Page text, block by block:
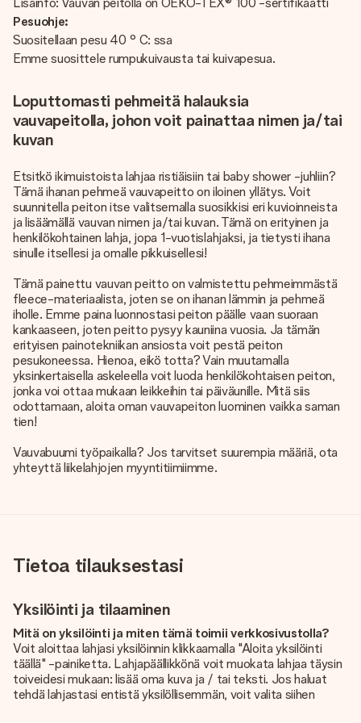
Pesuohje:
Suositellaan pesu 40 ° C: ssa
Emme suosittele rumpukuivausta tai kuivapesua.
Loputtomasti pehmeitä halauksia
vauvapeitolla, johon voit painattaa nimen ja/tai
kuvan
Etsitkö ikimuistoista lahjaa ristiäisiin tai baby shower -juhliin?
Tämä ihanan pehmeä vauvapeitto on iloinen yllätys. Voit
suunnitella peiton itse valitsemalla suosikkisi eri kuvioinneista
ja lisäämällä vauvan nimen ja/tai kuvan. Tämä on erityinen ja
henkilökohtainen lahja, jopa 1-vuotislahjaksi, ja tietysti ihana
sinulle itsellesi ja omalle pikkuisellesi!
Tämä painettu vauvan peitto on valmistettu pehmeimmästä
fleece-materiaalista, joten se on ihanan lämmin ja pehmeä
iholle. Emme paina luonnostasi peiton päälle vaan suoraan
kankaaseen, joten peitto pysyy kauniina vuosia. Ja tämän
erityisen painotekniikan ansiosta voit pestä peiton
pesukoneessa. Hienoa, eikö totta? Vain muutamalla
yksinkertaisella askeleella voit luoda henkilökohtaisen peiton,
jonka voi ottaa mukaan leikkeihin tai päiväunille. Mitä siis
odottamaan, aloita oman vauvapeiton luominen vaikka saman
tien!
Vauvabuumi työpaikalla? Jos tarvitset suurempia määriä, ota
yhteyttä liikelahjojen myyntitiimiimme.
Tietoa tilauksestasi
Yksilöinti ja tilaaminen
Mitä on yksilöinti ja miten tämä toimii verkkosivustolla?
Voit aloittaa lahjasi yksilöinnin klikkaamalla "Aloita yksilöinti
täällä" -painiketta. Lahjapäällikkönä voit muokata lahjaa täysin
toiveidesi mukaan: lisää oma kuva ja / tai teksti. Jos haluat
tehdä lahjastasi entistä yksilöllisemmän, voit valita siihen